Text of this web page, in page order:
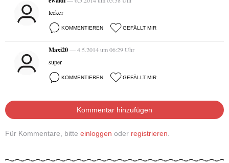
lecker
KOMMENTIEREN GEFÄLLT MIR
Maxi20— 4.5.2014 um 06:29 Uhr
super
KOMMENTIEREN GEFÄLLT MIR
Kommentar hinzufügen
Für Kommentare, bitte einloggen oder registrieren